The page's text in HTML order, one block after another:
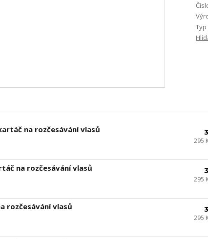
na rozčesávání vlasů
295
na rozčesávání vlasů
295
rozčesávání vlasů
295